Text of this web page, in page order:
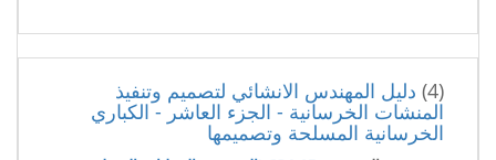
(4) دليل المهندس الانشائي لتصميم وتنفيذ
المنشات الخرسانية - الجزء العاشر - الكباري
الخرسانية المسلحة وتصميمها